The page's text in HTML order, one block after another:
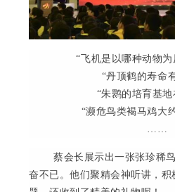
“ 飞机是以哪种动物
“丹顶鹤的寿命
“朱鹮的培育基地
“濒危鸟类褐马鸡大
……
蔡会长展示出一张张珍稀
奋不已。他们聚精会神听讲，